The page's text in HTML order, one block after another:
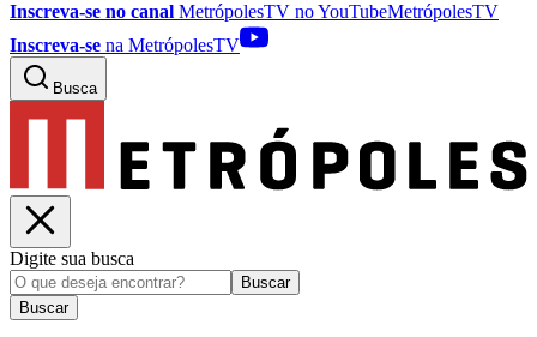
Inscreva-se no canal MetrópolesTV noYouTubeMetrópolesTV
Inscreva-se na MetrópolesTV
Busca
Digite sua busca
Buscar
Buscar